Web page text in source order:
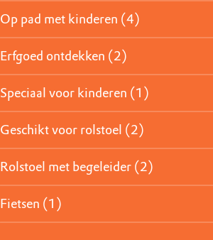
Op pad met kinderen (4)
Erfgoed ontdekken (2)
Speciaal voor kinderen (1)
Geschikt voor rolstoel (2)
Rolstoel met begeleider (2)
Fietsen (1)